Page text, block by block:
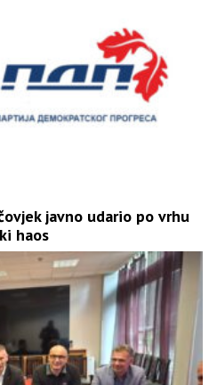
javno udario po vrhu
haos